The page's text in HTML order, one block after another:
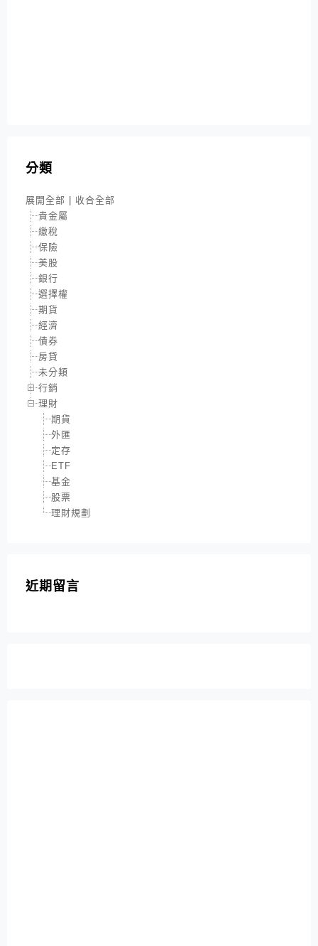
分類
展開全部
收合全部
貴金屬
繳稅
保險
美股
銀行
選擇權
期貨
經濟
債券
房貸
未分類
行銷
理財
期貨
外匯
定存
ETF
基金
股票
理財規劃
近期留言